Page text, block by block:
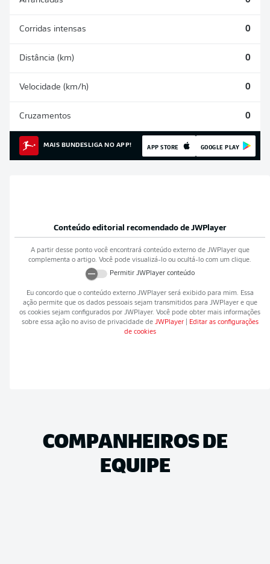
Corridas intensas 0
Distância (km) 0
Velocidade (km/h) 0
Cruzamentos 0
MAIS BUNDESLIGA NO APP! APP STORE GOOGLE PLAY
Conteúdo editorial recomendado de JWPlayer
A partir desse ponto você encontrará conteúdo externo de JWPlayerque
complementa o artigo. Você pode visualizá-lo ou ocultá-lo com um clique.
Permitir JWPlayerconteúdo
Eu concordo que o conteúdo externo JWPlayerserá exibido para mim. Essa
ação permite que os dados pessoais sejam transmitidos para JWPlayere que
os cookies sejam configurados por JWPlayer. Você pode obter mais informações
sobre essa ação no aviso de privacidade de JWPlayer
Editar as configurações
de cookies
COMPANHEIROS DE
EQUIPE